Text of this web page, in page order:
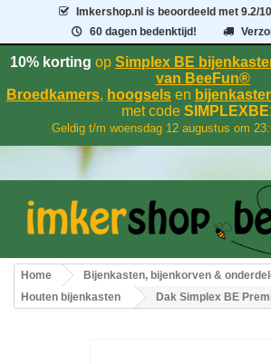
Imkershop.nl is beoordeeld met9.2/10
60 dagen bedenktijd!
10% korting op Simplex BE
van BeeFun®
Broedkamers, hoogsels en
met code
Geldig t/m woensdag 12 augustus om
Home
Bijenkasten, bijenkorven &
Houten bijenkasten
Dak Simplex BE